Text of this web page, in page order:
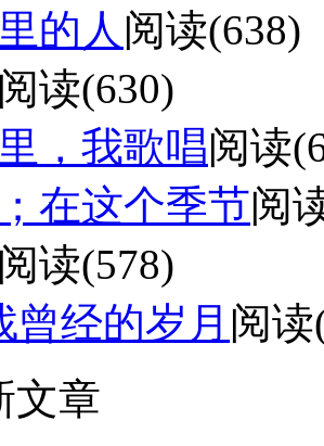
的人 阅读(638)
阅读(630)
，我歌唱阅读
在这个季节阅
阅读(578)
曾经的岁月 阅读
文章